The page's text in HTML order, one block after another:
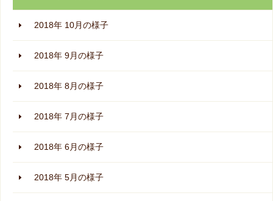
2018年 10月の様子
2018年 9月の様子
2018年 8月の様子
2018年 7月の様子
2018年 6月の様子
2018年 5月の様子